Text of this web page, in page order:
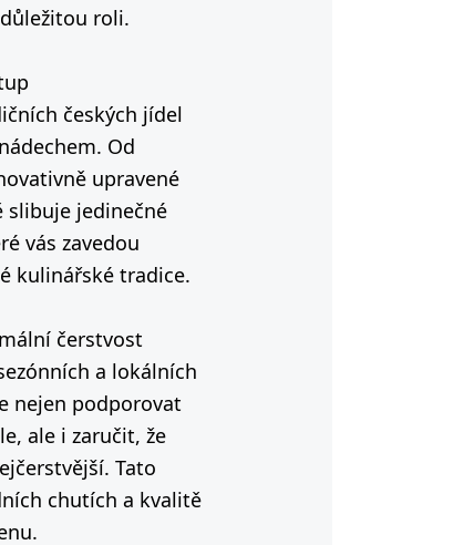
roli.
českých jídel
Od
upravené
slibuje jedinečné
vás zavedou
kulinářské tradice.
čerstvost
a lokálních
nejen podporovat
ale i zaručit, že
Tato
chutích a kvalitě